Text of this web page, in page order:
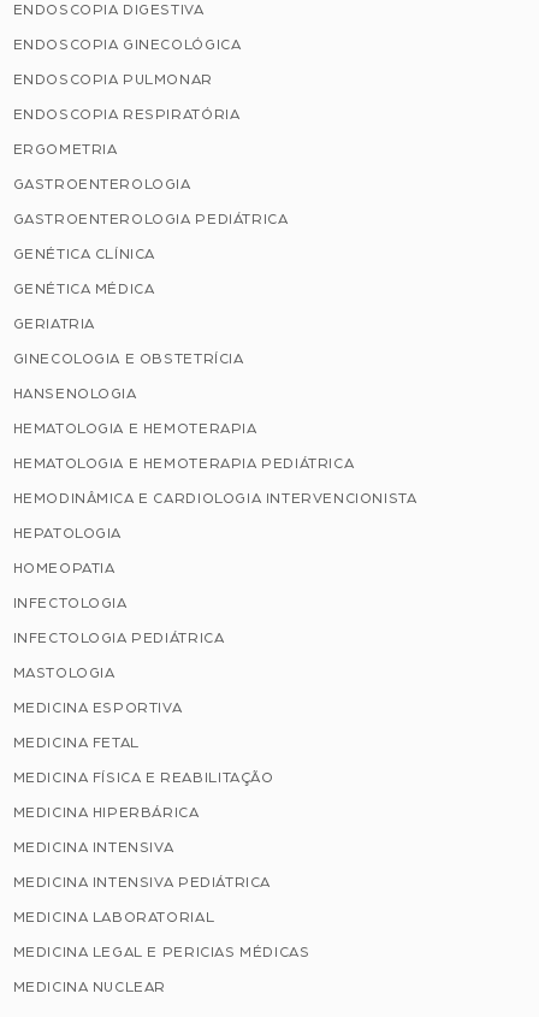
ENDOSCOPIA DIGESTIVA
ENDOSCOPIA GINECOLÓGICA
ENDOSCOPIA PULMONAR
ENDOSCOPIA RESPIRATÓRIA
ERGOMETRIA
GASTROENTEROLOGIA
GASTROENTEROLOGIA PEDIÁTRICA
GENÉTICA CLÍNICA
GENÉTICA MÉDICA
GERIATRIA
GINECOLOGIA E OBSTETRÍCIA
HANSENOLOGIA
HEMATOLOGIA E HEMOTERAPIA
HEMATOLOGIA E HEMOTERAPIA PEDIÁTRICA
HEMODINÂMICA E CARDIOLOGIA INTERVENCIONISTA
HEPATOLOGIA
HOMEOPATIA
INFECTOLOGIA
INFECTOLOGIA PEDIÁTRICA
MASTOLOGIA
MEDICINA ESPORTIVA
MEDICINA FETAL
MEDICINA FÍSICA E REABILITAÇÃO
MEDICINA HIPERBÁRICA
MEDICINA INTENSIVA
MEDICINA INTENSIVA PEDIÁTRICA
MEDICINA LABORATORIAL
MEDICINA LEGAL E PERICIAS MÉDICAS
MEDICINA NUCLEAR